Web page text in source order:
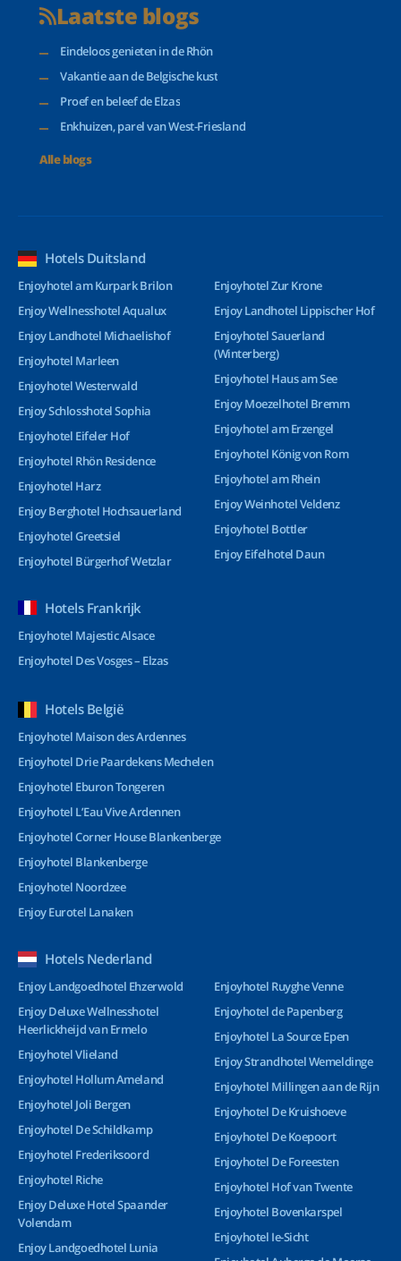
Laatste blogs
Eindeloos genieten in de Rhön
Vakantie aan de Belgische kust
Proef en beleef de Elzas
Enkhuizen, parel van West-Friesland
Alle blogs
Hotels Duitsland
Enjoyhotel am Kurpark Brilon
Enjoy Wellnesshotel Aqualux
Enjoy Landhotel Michaelishof
Enjoyhotel Marleen
Enjoyhotel Westerwald
Enjoy Schlosshotel Sophia
Enjoyhotel Eifeler Hof
Enjoyhotel Rhön Residence
Enjoyhotel Harz
Enjoy Berghotel Hochsauerland
Enjoyhotel Greetsiel
Enjoyhotel Bürgerhof Wetzlar
Enjoyhotel Zur Krone
Enjoy Landhotel Lippischer Hof
Enjoyhotel Sauerland
(Winterberg)
Enjoyhotel Haus am See
Enjoy Moezelhotel Bremm
Enjoyhotel am Erzengel
Enjoyhotel König von Rom
Enjoyhotel am Rhein
Enjoy Weinhotel Veldenz
Enjoyhotel Bottler
Enjoy Eifelhotel Daun
Hotels Frankrijk
Enjoyhotel Majestic Alsace
Enjoyhotel Des Vosges – Elzas
Hotels België
Enjoyhotel Maison des Ardennes
Enjoyhotel Drie Paardekens Mechelen
Enjoyhotel Eburon Tongeren
Enjoyhotel L’Eau Vive Ardennen
Enjoyhotel Corner House Blankenberge
Enjoyhotel Blankenberge
Enjoyhotel Noordzee
Enjoy Eurotel Lanaken
Hotels Nederland
Enjoy Landgoedhotel Ehzerwold
Enjoy Deluxe Wellnesshotel
Heerlickheijd van Ermelo
Enjoyhotel Vlieland
Enjoyhotel Hollum Ameland
Enjoyhotel Joli Bergen
Enjoyhotel De Schildkamp
Enjoyhotel Frederiksoord
Enjoyhotel Riche
Enjoy Deluxe Hotel Spaander
Volendam
Enjoy Landgoedhotel Lunia
Enjoyhotel Ruyghe Venne
Enjoyhotel de Papenberg
Enjoyhotel La Source Epen
Enjoy Strandhotel Wemeldinge
Enjoyhotel Millingen aan de Rijn
Enjoyhotel De Kruishoeve
Enjoyhotel De Koepoort
Enjoyhotel De Foreesten
Enjoyhotel Hof van Twente
Enjoyhotel Bovenkarspel
Enjoyhotel Ie-Sicht